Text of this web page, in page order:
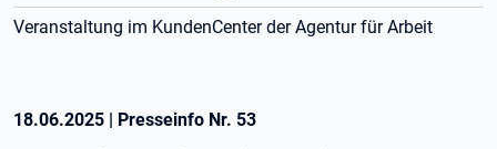
Veranstaltung im KundenCenter der Agentur für Arbeit
18.06.2025 | Presseinfo Nr. 53